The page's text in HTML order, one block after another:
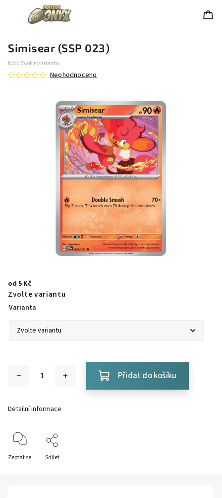
Simisear (SSP 023)
Kód: Zvolte variantu
Neohodnoceno
od 5 Kč
Zvolte variantu
Varianta
Přidat do košíku
Detailní informace
Zeptat se Sdílet